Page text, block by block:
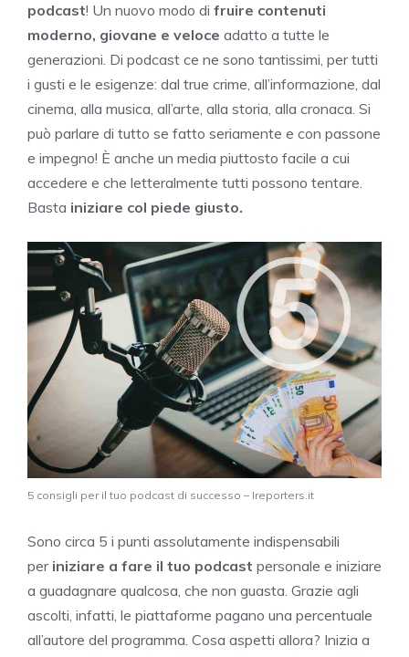
podcast! Un nuovo modo di fruire contenuti
moderno, giovane e veloce adatto a tutte le
generazioni. Di podcast ce ne sono tantissimi, per tutti
i gusti e le esigenze: dal true crime, all’informazione, dal
cinema, alla musica, all’arte, alla storia, alla cronaca. Si
può parlare di tutto se fatto seriamente e con passone
e impegno! È anche un media piuttosto facile a cui
accedere e che letteralmente tutti possono tentare.
Basta iniziare col piede giusto.
5 consigli per il tuo podcast di successo – Ireporters.it
Sono circa 5 i punti assolutamente indispensabili
per iniziare a fare il tuo podcast personale e iniziare
a guadagnare qualcosa, che non guasta. Grazie agli
ascolti, infatti, le piattaforme pagano una percentuale
all’autore del programma. Cosa aspetti allora? Inizia a